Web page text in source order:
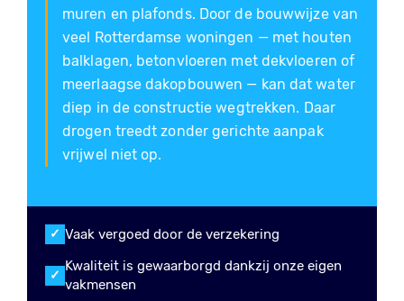
muren en plafonds. Door de bouwwijze van
veel Rotterdamse woningen — met houten
balklagen, betonvloeren met dekvloeren of
meerlaagse dakopbouwen — kan dat water
diep in de constructie wegtrekken. Daar
drogen treedt zonder gerichte aanpak
vrijwel niet op.
Vaak vergoed door de verzekering
Kwaliteit is gewaarborgd dankzij onze eigen
vakmensen